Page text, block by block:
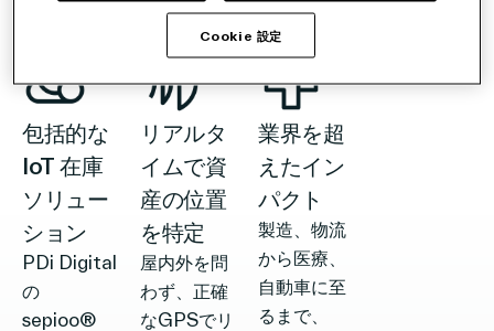
包括的な
IoT 在庫
ソリュー
ション
PDi Digital
の
sepioo®
リアルタ
イムで資
産の位置
を特定
屋内外を問
わず、正確
なGPSでリ
業界を超
えたイン
パクト
製造、物流
から医療、
自動車に至
るまで、
Cookie 設定